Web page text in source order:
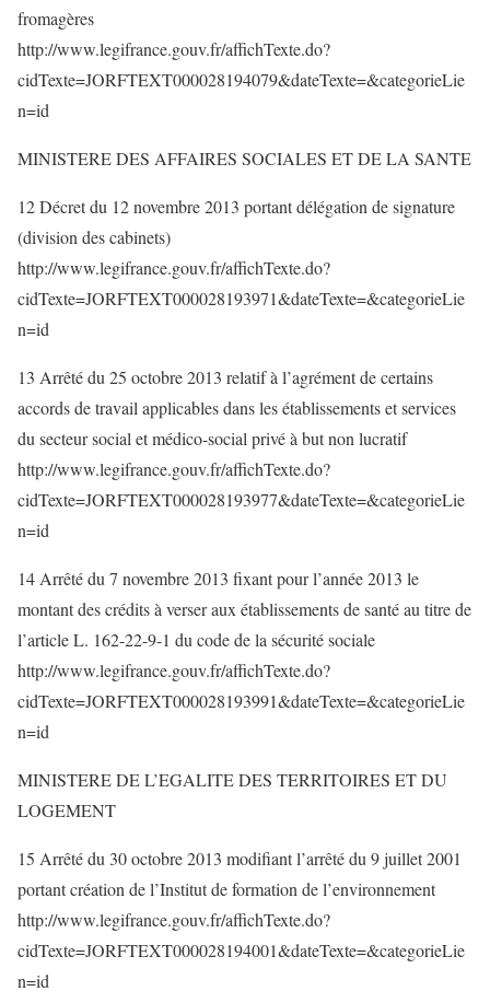
fromagères
http://www.legifrance.gouv.fr/affichTexte.do?
cidTexte=JORFTEXT000028194079&dateTexte=&categorieLie
n=id
MINISTERE DES AFFAIRES SOCIALES ET DE LA SANTE
12 Décret du 12 novembre 2013 portant délégation de signature
(division des cabinets)
http://www.legifrance.gouv.fr/affichTexte.do?
cidTexte=JORFTEXT000028193971&dateTexte=&categorieLie
n=id
13 Arrêté du 25 octobre 2013 relatif à l’agrément de certains
accords de travail applicables dans les établissements et services
du secteur social et médico-social privé à but non lucratif
http://www.legifrance.gouv.fr/affichTexte.do?
cidTexte=JORFTEXT000028193977&dateTexte=&categorieLie
n=id
14 Arrêté du 7 novembre 2013 fixant pour l’année 2013 le
montant des crédits à verser aux établissements de santé au titre de
l’article L. 162-22-9-1 du code de la sécurité sociale
http://www.legifrance.gouv.fr/affichTexte.do?
cidTexte=JORFTEXT000028193991&dateTexte=&categorieLie
n=id
MINISTERE DE L’EGALITE DES TERRITOIRES ET DU
LOGEMENT
15 Arrêté du 30 octobre 2013 modifiant l’arrêté du 9 juillet 2001
portant création de l’Institut de formation de l’environnement
http://www.legifrance.gouv.fr/affichTexte.do?
cidTexte=JORFTEXT000028194001&dateTexte=&categorieLie
n=id